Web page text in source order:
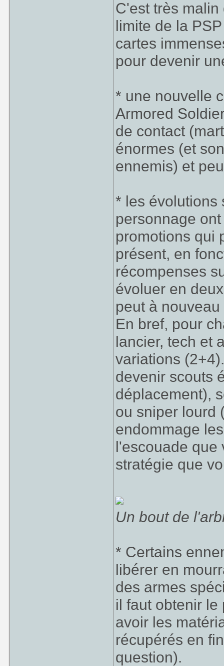
C'est très
limite de la
cartes
pour devenir
* une nouvelle
Armored
de contact
énormes (et
ennemis) et
* les évolutions
personnage
promotions qui
présent, en
récompenses
évoluer en
peut à
En bref, pour
lancier, tech et
variations
devenir scouts
déplacement),
ou sniper lourd
endommage
l'escouade que
stratégie que
Un bout de
* Certains
libérer en
des armes
il faut obtenir
avoir les
récupérés en
question).